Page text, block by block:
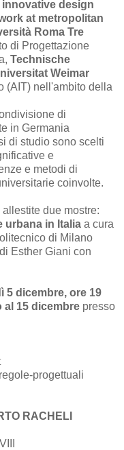
design
at metropolitan
Roma Tre
di Progettazione
Technische
Weimar
(AIT) nell'ambito della
di
in Germania
di studio sono scelti
e
e metodi di
coinvolte.
due mostre:
urbana in Italia a cura
di Milano
Esther Giani con
5 dicembre, ore 19
al 15 dicembre presso
progettuali
RACHELI